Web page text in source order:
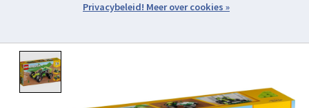
Meer over cookies »